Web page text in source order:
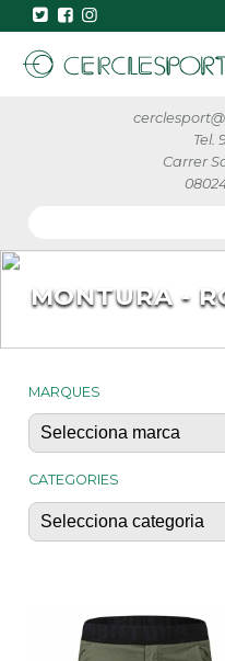
Tel.
Carrer
MONTURA -
MARQUES
CATEGORIES